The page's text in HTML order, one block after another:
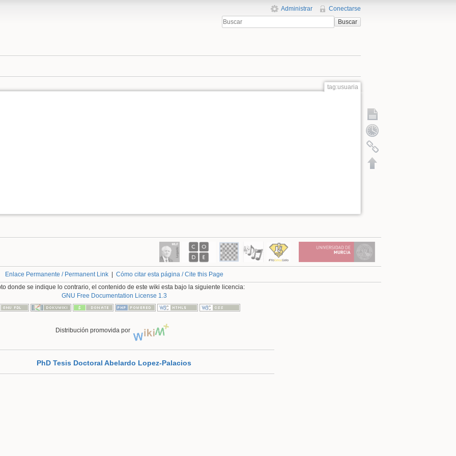
Administrar
Conectarse
Buscar
tag:usuaria
Enlace Permanente / Permanent Link| Cómo citar esta página / Cite this Page
donde se indique lo contrario, el contenido de este wiki esta bajo la siguiente licencia:
GNU Free Documentation License 1.3
Distribución promovida por
PhD Tesis Doctoral Abelardo Lopez-Palacios